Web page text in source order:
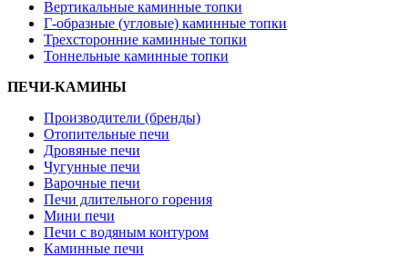
Вертикальные каминные топки
Г-образные (угловые) каминные топки
Трехсторонние каминные топки
Тоннельные каминные топки
ПЕЧИ-КАМИНЫ
Производители (бренды)
Отопительные печи
Дровяные печи
Чугунные печи
Варочные печи
Печи длительного горения
Мини печи
Печи с водяным контуром
Каминные печи